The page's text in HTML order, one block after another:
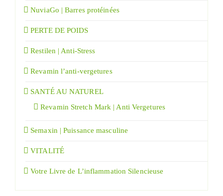
NuviaGo | Barres protéinées
PERTE DE POIDS
Restilen | Anti-Stress
Revamin l’anti-vergetures
SANTÉ AU NATUREL
Revamin Stretch Mark | Anti Vergetures
Semaxin | Puissance masculine
VITALITÉ
Votre Livre de L’inflammation Silencieuse